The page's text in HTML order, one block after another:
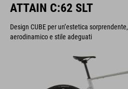
ATTAIN C:62 SLT
Design CUBE per un’estetica
aerodinamico e stile adeguati